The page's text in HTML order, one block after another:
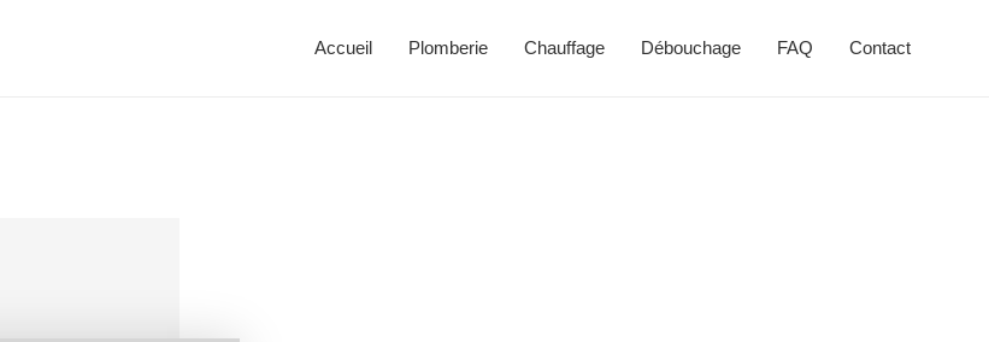
Accueil Plomberie Chauffage Débouchage FAQ Contact